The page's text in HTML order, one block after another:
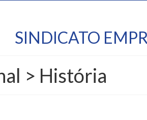
SINDICATO
> História